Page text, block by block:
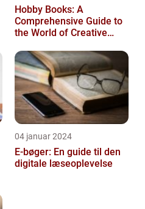
Hobby Books: A
Comprehensive Guide to
the World of Creative
04 januar 2024
E-bøger: En guide til den
digitale læseoplevelse